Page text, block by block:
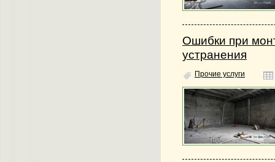
Ошибки при
устранения
Прочие услуги